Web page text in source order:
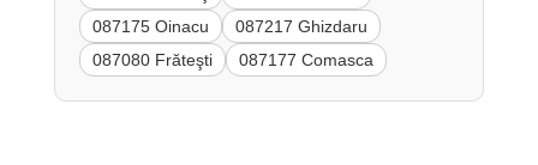
087175 Oinacu
087217 Ghizdaru
087080 Frăteşti
087177 Comasca